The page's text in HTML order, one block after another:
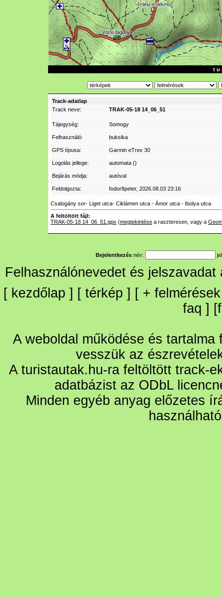
t u
Track-adatlap
Track neve:
TRAK-05-18 14_06_51
Tájegység: Somogy
Felhasználó: buksika
GPS típusa: Garmin eTrex 30
Logolás jellege: automata ()
Bejárás módja: autóval
Feldolgozta: fodor8peter, 2026.08.03 23:16
Csalogány sor- Liget utca- Ciklámen utca - Ámor utca - Ibolya utca
A feltöltött fájl:
TRAK-05-18 14_06_51.gpx (megtekintése a raszteresen, vagy a
Bejelentkezés név:
Felhasználónevedet és
[ kezdőlap ] [ térkép ] [ + felmérések
faq ] [
A weboldal működése és
vesszük az
A turistautak.hu-ra feltöltött track-
adatbázist az ODbL
Minden egyéb anyag előzetes